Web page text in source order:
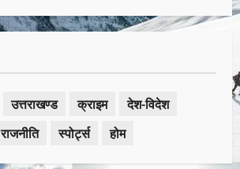
उत्तराखण्ड क्राइम
देश-विदेश
राजनीति स्पोर्ट्स होम